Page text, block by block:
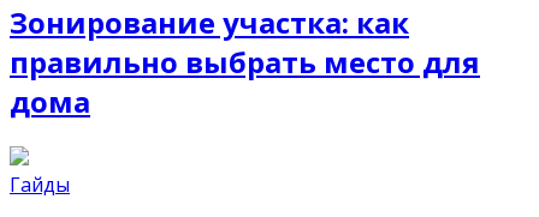
Зонирование участка: как
правильно выбрать место для
дома
Гайды